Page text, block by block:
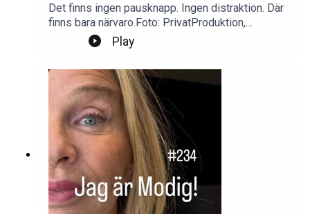
Det finns ingen pausknapp. Ingen distraktion. Där
finns bara närvaro.Foto: PrivatProduktion,
redigering och klipp: Heli BrewitzMusik: Lic. NEO
SoundsKontakt podcast:
instagram.com/jagarmodig/
Play